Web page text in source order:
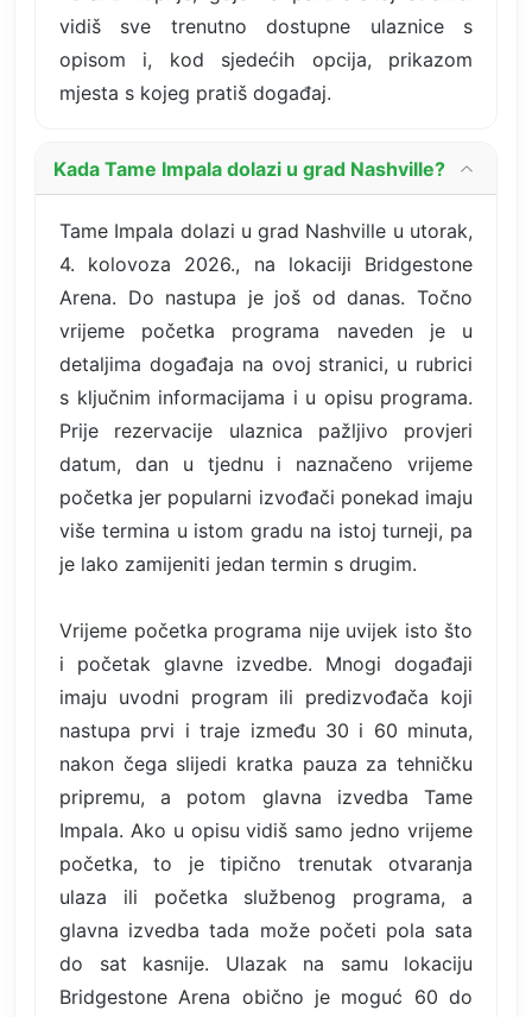
vidiš sve trenutno dostupne ulaznice s
opisom i, kod sjedećih opcija, prikazom
mjesta s kojeg pratiš događaj.
Kada Tame Impala dolazi u grad Nashville?
Tame Impala dolazi u grad Nashville u utorak,
4. kolovoza 2026., na lokaciji Bridgestone
Arena. Do nastupa je još od danas. Točno
vrijeme početka programa naveden je u
detaljima događaja na ovoj stranici, u rubrici
s ključnim informacijama i u opisu programa.
Prije rezervacije ulaznica pažljivo provjeri
datum, dan u tjednu i naznačeno vrijeme
početka jer popularni izvođači ponekad imaju
više termina u istom gradu na istoj turneji, pa
je lako zamijeniti jedan termin s drugim.
Vrijeme početka programa nije uvijek isto što
i početak glavne izvedbe. Mnogi događaji
imaju uvodni program ili predizvođača koji
nastupa prvi i traje između 30 i 60 minuta,
nakon čega slijedi kratka pauza za tehničku
pripremu, a potom glavna izvedba Tame
Impala. Ako u opisu vidiš samo jedno vrijeme
početka, to je tipično trenutak otvaranja
ulaza ili početka službenog programa, a
glavna izvedba tada može početi pola sata
do sat kasnije. Ulazak na samu lokaciju
Bridgestone Arena obično je moguć 60 do